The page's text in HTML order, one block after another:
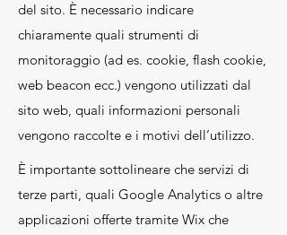
del sito. È necessario indicare
chiaramente quali strumenti di
monitoraggio (ad es. cookie, flash cookie,
web beacon ecc.) vengono utilizzati dal
sito web, quali informazioni personali
vengono raccolte e i motivi dell’utilizzo.
È importante sottolineare che servizi di
terze parti, quali Google Analytics o altre
applicazioni offerte tramite Wix che